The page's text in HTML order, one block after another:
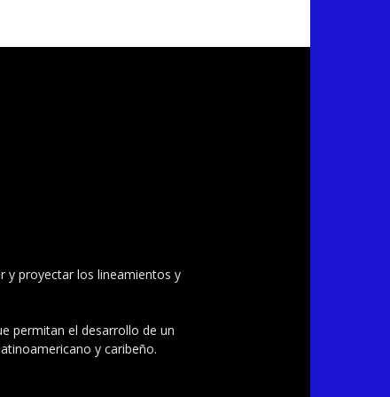
y proyectar los lineamientos y
permitan el desarrollo de un
y caribeño.